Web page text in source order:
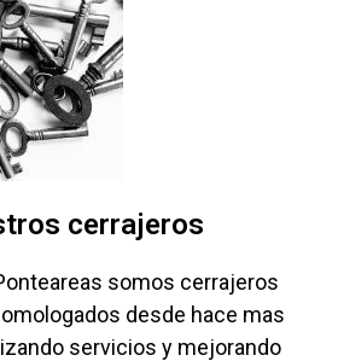
cerrajeros
somos cerrajeros
desde hace mas
servicios y mejorando